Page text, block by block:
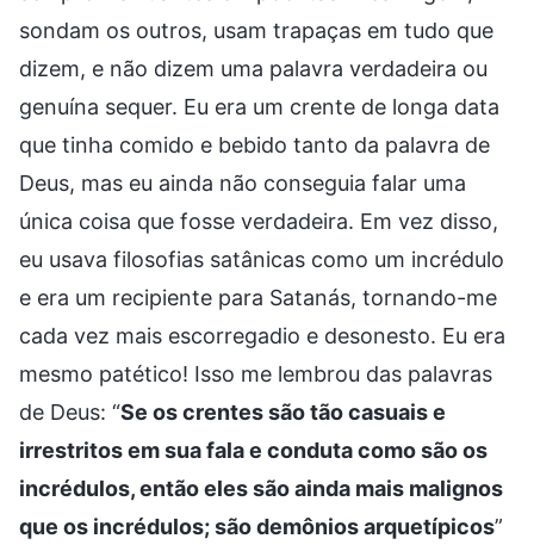
sondam os outros, usam trapaças em tudo que
dizem, e não dizem uma palavra verdadeira ou
genuína sequer. Eu era um crente de longa data
que tinha comido e bebido tanto da palavra de
Deus, mas eu ainda não conseguia falar uma
única coisa que fosse verdadeira. Em vez disso,
eu usava filosofias satânicas como um incrédulo
e era um recipiente para Satanás, tornando-me
cada vez mais escorregadio e desonesto. Eu era
mesmo patético! Isso me lembrou das palavras
de Deus: “Se os crentes são tão casuais e
irrestritos em sua fala e conduta como são os
incrédulos, então eles são ainda mais malignos
que os incrédulos; são demônios arquetípicos”